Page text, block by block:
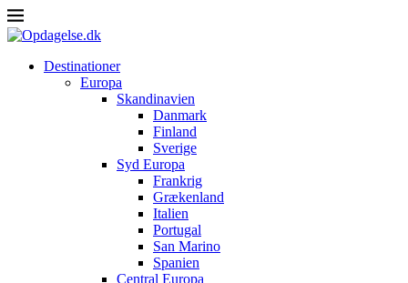
Destinationer
Europa
Skandinavien
Danmark
Finland
Sverige
Syd Europa
Frankrig
Grækenland
Italien
Portugal
San Marino
Spanien
Central Europa